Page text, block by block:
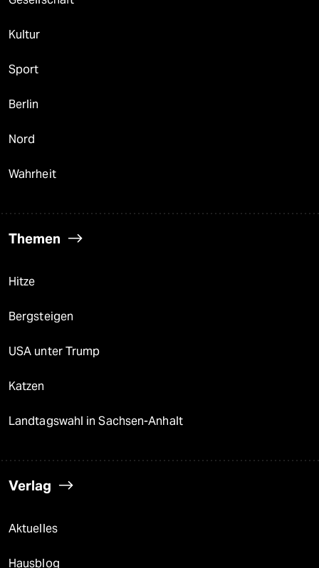
Kultur
Sport
Berlin
Nord
Wahrheit
Themen
Hitze
Bergsteigen
USA unter Trump
Katzen
Landtagswahl in Sachsen-Anhalt
Verlag
Aktuelles
Hausblog